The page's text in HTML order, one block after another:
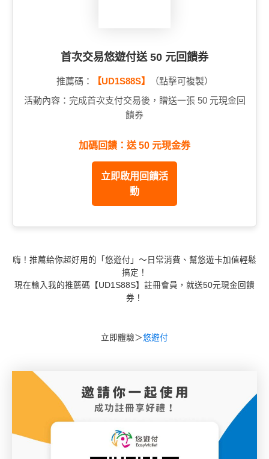
首次交易悠遊付送 50 元回饋券
推薦碼： 【UD1S88S】
（點擊可複製）
活動內容：完成首次支付交易後，贈送一張 50 元現金回
饋券
加碼回饋：送 50 元現金券
立即啟用回饋活
動
嗨！推薦給你超好用的「悠遊付」～日常消費、幫悠遊卡加值輕鬆
搞定！
現在輸入我的推薦碼【UD1S88S】註冊會員，就送50元現金回饋
券！
立即體驗＞悠遊付